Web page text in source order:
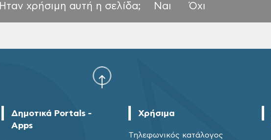
Ηταν χρήσιμη αυτή η σελίδα; Ναι Όχι
Δημοτικά Portals -
Apps
Χρήσιμα
Τηλεφωνικός κατάλογος